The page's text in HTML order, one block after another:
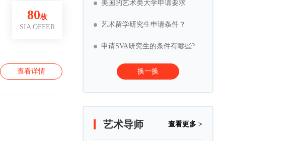
查看详情
80枚
SIA OFFER
美国的艺术类大学申请要求
艺术留学研究生申请条件？
申请SVA研究生的条件有哪些?
换一换
查看更多 >
艺术导师